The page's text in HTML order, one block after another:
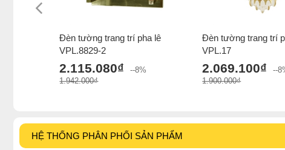
Đèn tường trang trí pha lê
VPL.8829-2
2.115.080₫
--8%
1.942.000₫
Đèn tường trang trí
VPL.17
2.069.100₫
--
1.900.000₫
HỆ THỐNG PHÂN PHỐI SẢN PHẨM